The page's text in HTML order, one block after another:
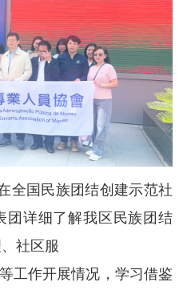
结创建示范社
团详细了解我区民族团结
社区服
展情况，学习借鉴